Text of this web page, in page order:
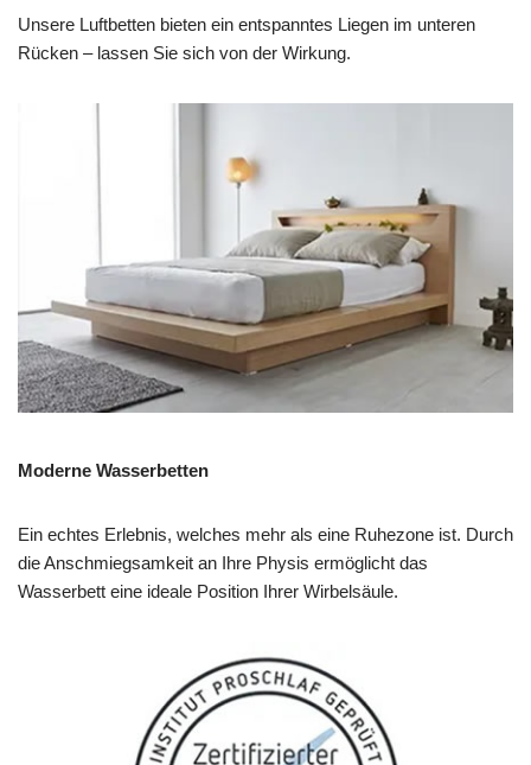
Unsere Luftbetten bieten ein entspanntes Liegen im unteren
Rücken – lassen Sie sich von der Wirkung.
Moderne Wasserbetten
Ein echtes Erlebnis, welches mehr als eine Ruhezone ist. Durch
die Anschmiegsamkeit an Ihre Physis ermöglicht das
Wasserbett eine ideale Position Ihrer Wirbelsäule.